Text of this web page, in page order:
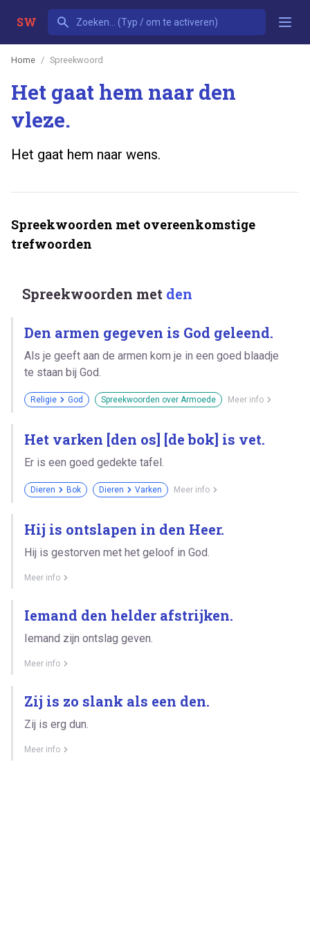
SW
Home Spreekwoord
Het gaat hem naar den
vleze.
Het gaat hem naar wens.
Spreekwoorden met overeenkomstige
trefwoorden
Spreekwoorden met den
Den armen gegeven is God geleend.
Als je geeft aan de armen kom je in een goed blaadje
te staan bij God.
Religie God Spreekwoorden over Armoede Meer info
Het varken [den os] [de bok] is vet.
Er is een goed gedekte tafel.
Dieren Bok Dieren Varken Meer info
Hij is ontslapen in den Heer.
Hij is gestorven met het geloof in God.
Meer info
Iemand den helder afstrijken.
Iemand zijn ontslag geven.
Meer info
Zij is zo slank als een den.
Zij is erg dun.
Meer info